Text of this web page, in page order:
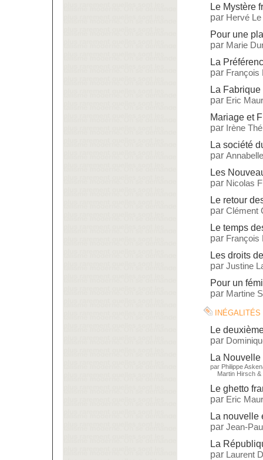
Le Mystère
par Hervé
Pour une
par Marie
La
par François
La
par Eric
Mariage et
par Irène
La société
par
Les
par Nicolas
Le retour
par Clément
Le temps
par François
Les droits
par Justine
Pour un
par Martine
inégalités
Le
par
La
par Philippe
Martin Hirsch &
Le ghetto
par Eric
La nouvelle
par Jean-
La
par Laurent